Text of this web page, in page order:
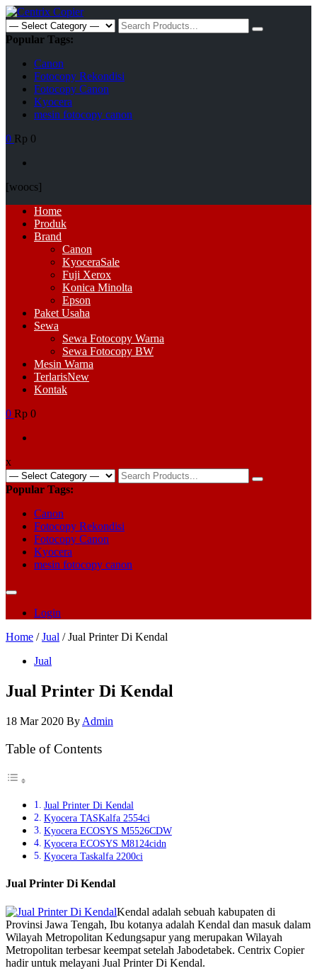
Skip
to
content
Search
for:
Popular Tags:
Canon
Fotocopy Rekondisi
Fotocopy Canon
Kyocera
mesin fotocopy canon
0 Rp 0
[woocs]
Primary
Menu
Home
Produk
Brand
Canon
KyoceraSale
Fuji Xerox
Konica Minolta
Epson
Paket Usaha
Sewa
Sewa Fotocopy Warna
Sewa Fotocopy BW
Mesin Warna
TerlarisNew
Kontak
0 Rp 0
x
Search
for:
Popular Tags:
Canon
Fotocopy Rekondisi
Fotocopy Canon
Kyocera
mesin fotocopy canon
Login
Home /Jual / Jual Printer Di Kendal
Jual
Jual Printer Di Kendal
18 Mar 2020 By Admin
Table of Contents
Jual Printer Di Kendal
Kyocera TASKalfa 2554ci
Kyocera ECOSYS M5526CDW
Kyocera ECOSYS M8124cidn
Kyocera Taskalfa 2200ci
Jual Printer Di Kendal
Kendal adalah sebuah kabupaten di
Provinsi Jawa Tengah, Ibu kotanya adalah Kendal dan masuk dalam
Wilayah Metropolitan Kedungsapur yang merupakan Wilayah
Metropolitan terbesar keempat setelah Jabodetabek. Centrix Copier
hadir untuk melayani Jual Printer Di Kendal.